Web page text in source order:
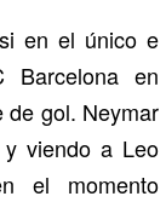
en el único e
Barcelona en
de gol. Neymar
viendo a Leo
el momento